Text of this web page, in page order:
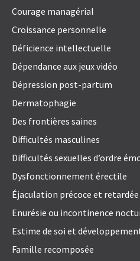
Courage managérial
Croissance personnelle
Déficience intellectuelle
Dépendance aux jeux vidéo
Dépression post-partum
Dermatophagie
Des frontières saines
Difficultés masculines
Difficultés sexuelles d’ordre
Dysfonctionnement érectile
Éjaculation précoce et retardée
Enurésie ou incontinence
Estime de soi et
Famille recomposée